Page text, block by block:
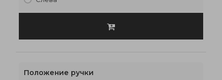
Положение ручки